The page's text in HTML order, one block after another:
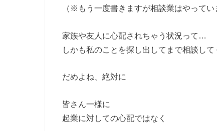
（※もう一度書きますが相談業はやってい
家族や友人に心配されちゃう状況って…
しかも私のことを探し出してまで相談し
だめよね、絶対に
皆さん一様に
起業に対しての心配ではなく